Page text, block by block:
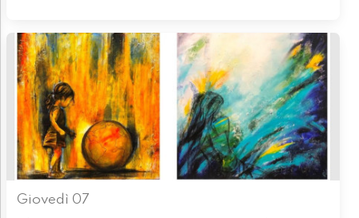
Giovedì 07